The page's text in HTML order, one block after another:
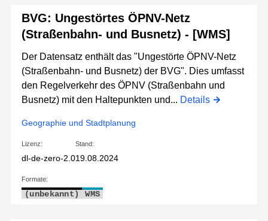
BVG: Ungestörtes ÖPNV-Netz
(Straßenbahn- und Busnetz) - [WMS]
Der Datensatz enthält das "Ungestörte ÖPNV-Netz
(Straßenbahn- und Busnetz) der BVG". Dies umfasst
den Regelverkehr des ÖPNV (Straßenbahn und
Busnetz) mit den Haltepunkten und... Details
Geographie und Stadtplanung
Lizenz:
dl-de-zero-2.0
Stand:
19.08.2024
Formate:
(unbekannt) WMS